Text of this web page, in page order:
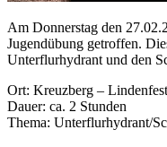
Am Donnerstag den
Jugendübung getroffen.
Unterflurhydrant und den
Ort: Kreuzberg –
Dauer: ca. 2 Stunden
Thema: Unterflurhydrant/